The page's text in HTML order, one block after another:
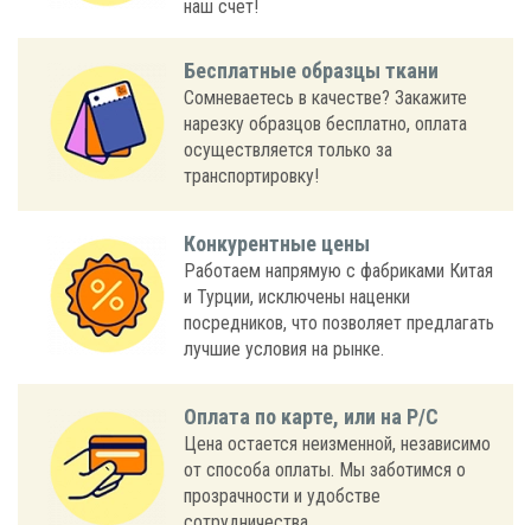
наш счет!
Бесплатные образцы ткани
Сомневаетесь в качестве? Закажите
нарезку образцов бесплатно, оплата
осуществляется только за
транспортировку!
Конкурентные цены
Работаем напрямую с фабриками Китая
и Турции, исключены наценки
посредников, что позволяет предлагать
лучшие условия на рынке.
Оплата по карте, или на Р/С
Цена остается неизменной, независимо
от способа оплаты. Мы заботимся о
прозрачности и удобстве